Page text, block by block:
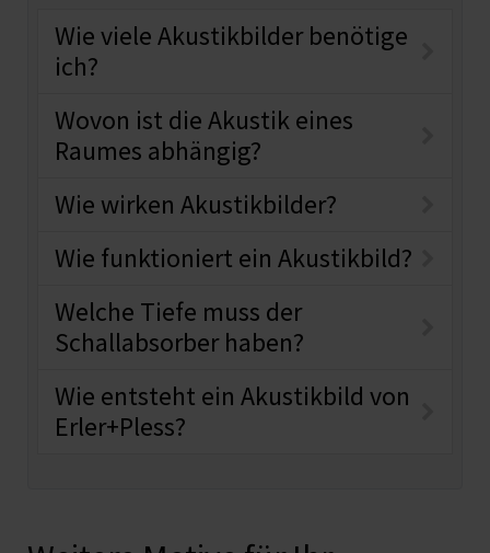
Wie viele Akustikbilder benötige
ich?
Wovon ist die Akustik eines
Raumes abhängig?
Wie wirken Akustikbilder?
Wie funktioniert ein Akustikbild?
Welche Tiefe muss der
Schallabsorber haben?
Wie entsteht ein Akustikbild von
Erler+Pless?